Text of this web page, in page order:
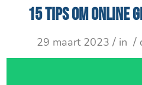
15 tips om online
29 maart 2023 / in /